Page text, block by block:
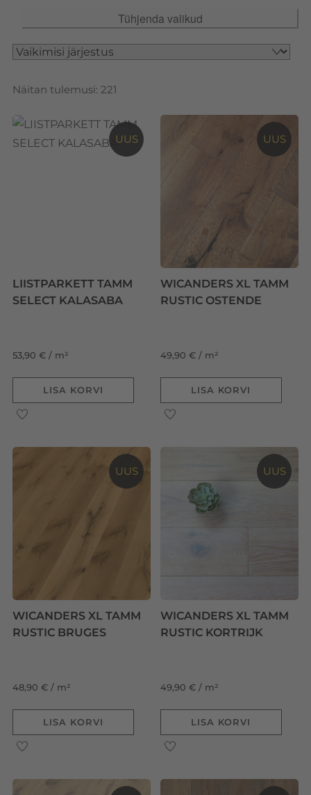
Tühjenda valikud
Näitan tulemusi: 221
UUS
LIISTPARKETT TAMM
SELECT KALASABA
53,90 € / m²
LISA KORVI
UUS
WICANDERS XL TAMM
RUSTIC OSTENDE
49,90 € / m²
LISA KORVI
UUS
WICANDERS XL TAMM
RUSTIC BRUGES
48,90 € / m²
LISA KORVI
UUS
WICANDERS XL TAMM
RUSTIC KORTRIJK
49,90 € / m²
LISA KORVI